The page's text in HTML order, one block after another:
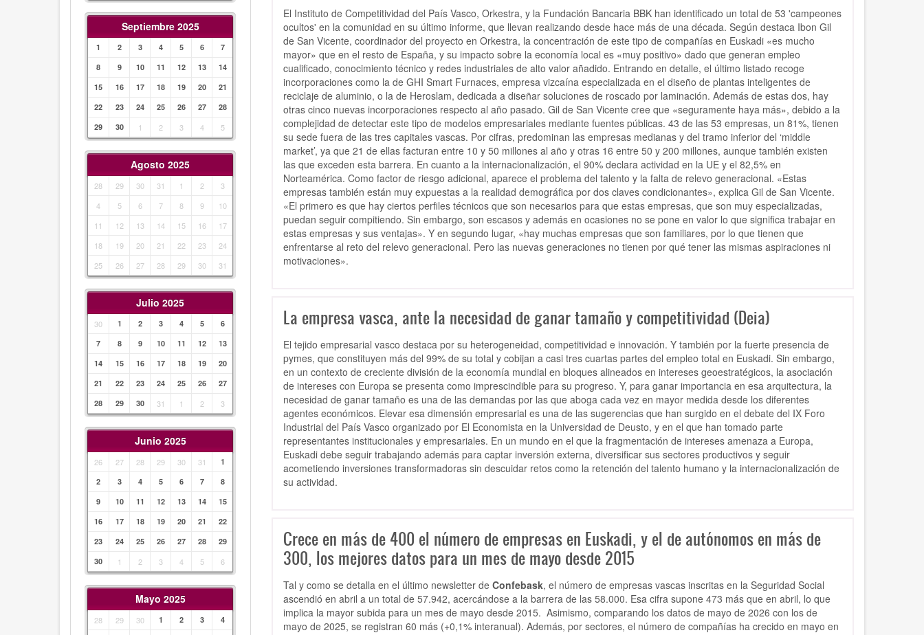
Septiembre 2025
1 2 3 4 5 6
7
8
9 10 11 12 13
14
15
16 17 18 19 20
21
22
23 24 25 26 27
28
29
30 1 2 3 4 5
Agosto 2025
28 29 30 31 1 2
3
4
5 6 7 8 9
10
11
12 13 14 15 16
17
18
19 20 21 22 23
24
25
26 27 28 29 30 31
Julio 2025
30 1 2 3 4 5
6
7
8 9 10 11 12
13
14
15 16 17 18 19
20
21
22 23 24 25 26
27
28
29 30 31 1 2 3
Junio 2025
26 27 28 29 30 31
1
2
3 4 5 6 7
8
9
10 11 12 13 14
15
16
17 18 19 20 21
22
23
24 25 26 27 28
29
30
1 2 3 4 5 6
Mayo 2025
28 29 30 1 2 3
4
El Instituto de Competitividad del País Vasco, Orkestra, y la Fundación Bancaria BBK han identificado un total de 53 'campeones
ocultos' en la comunidad en su último informe, que llevan realizando desde hace más de una década. Según destaca Ibon Gil
de San Vicente, coordinador del proyecto en Orkestra, la concentración de este tipo de compañías en Euskadi «es mucho
mayor» que en el resto de España, y su impacto sobre la economía local es «muy positivo» dado que generan empleo
cualificado, conocimiento técnico y redes industriales de alto valor añadido. Entrando en detalle, el último listado recoge
incorporaciones como la de GHI Smart Furnaces, empresa vizcaína especializada en el diseño de plantas inteligentes de
reciclaje de aluminio, o la de Heroslam, dedicada a diseñar soluciones de roscado por laminación. Además de estas dos, hay
otras cinco nuevas incorporaciones respecto al año pasado. Gil de San Vicente cree que «seguramente haya más», debido a la
complejidad de detectar este tipo de modelos empresariales mediante fuentes públicas. 43 de las 53 empresas, un 81%, tienen
su sede fuera de las tres capitales vascas. Por cifras, predominan las empresas medianas y del tramo inferior del ‘middle
market’, ya que 21 de ellas facturan entre 10 y 50 millones al año y otras 16 entre 50 y 200 millones, aunque también existen
las que exceden esta barrera. En cuanto a la internacionalización, el 90% declara actividad en la UE y el 82,5% en
Norteamérica. Como factor de riesgo adicional, aparece el problema del talento y la falta de relevo generacional. «Estas
empresas también están muy expuestas a la realidad demográfica por dos claves condicionantes», explica Gil de San Vicente.
«El primero es que hay ciertos perfiles técnicos que son necesarios para que estas empresas, que son muy especializadas,
puedan seguir compitiendo. Sin embargo, son escasos y además en ocasiones no se pone en valor lo que significa trabajar en
estas empresas y sus ventajas». Y en segundo lugar, «hay muchas empresas que son familiares, por lo que tienen que
enfrentarse al reto del relevo generacional. Pero las nuevas generaciones no tienen por qué tener las mismas aspiraciones ni
motivaciones».
La empresa vasca, ante la necesidad de ganar tamaño y competitividad (Deia)
El tejido empresarial vasco destaca por su heterogeneidad, competitividad e innovación. Y también por la fuerte presencia de
pymes, que constituyen más del 99% de su total y cobijan a casi tres cuartas partes del empleo total en Euskadi. Sin embargo,
en un contexto de creciente división de la economía mundial en bloques alineados en intereses geoestratégicos, la asociación
de intereses con Europa se presenta como imprescindible para su progreso. Y, para ganar importancia en esa arquitectura, la
necesidad de ganar tamaño es una de las demandas por las que aboga cada vez en mayor medida desde los diferentes
agentes económicos. Elevar esa dimensión empresarial es una de las sugerencias que han surgido en el debate del IX Foro
Industrial del País Vasco organizado por El Economista en la Universidad de Deusto, y en el que han tomado parte
representantes institucionales y empresariales. En un mundo en el que la fragmentación de intereses amenaza a Europa,
Euskadi debe seguir trabajando además para captar inversión externa, diversificar sus sectores productivos y seguir
acometiendo inversiones transformadoras sin descuidar retos como la retención del talento humano y la internacionalización de
su actividad.
Crece en más de 400 el número de empresas en Euskadi, y el de autónomos en más de
300, los mejores datos para un mes de mayo desde 2015
Tal y como se detalla en el último newsletter deConfebask, el número de empresas vascas inscritas en la Seguridad Social
ascendió en abril a un total de 57.942, acercándose a la barrera de las 58.000. Esa cifra supone 473 más que en abril, lo que
implica la mayor subida para un mes de mayo desde 2015. Asimismo, comparando los datos de mayo de 2026 con los de
mayo de 2025, se registran 60 más (+0,1% interanual). Además, por sectores, el número de compañías ha crecido en mayo en